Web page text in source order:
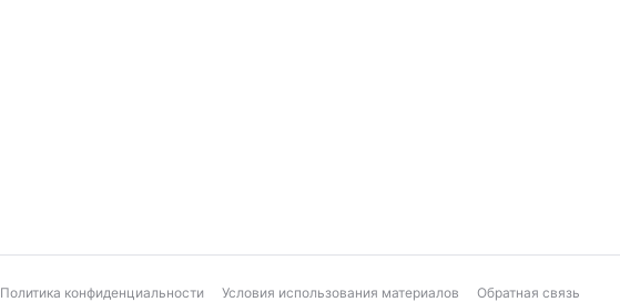
Политика конфиденциальности Условия использования материалов Обратная связь